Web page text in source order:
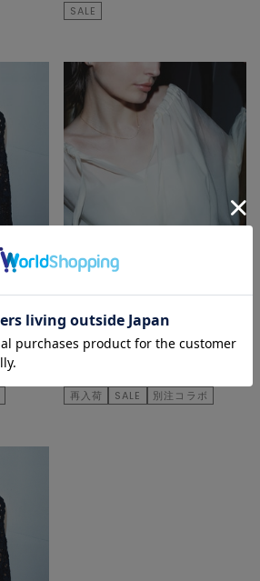
SALE
チューブトップ
¥4,400 50% OFF
再入荷 SALE 別注コラボ